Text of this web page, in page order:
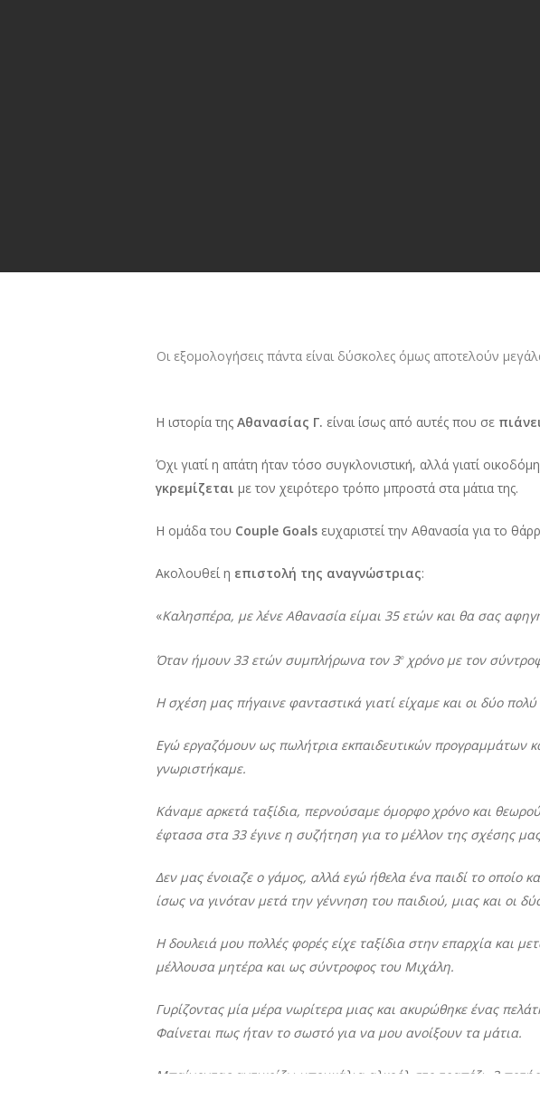
Οι εξομολογήσεις πάντα είναι δύσκολες όμως αποτελούν
Η ιστορία της Αθανασίας Γ. είναι ίσως από αυτές που σε
Όχι γιατί η απάτη ήταν τόσο συγκλονιστική, αλλά γιατί
γκρεμίζεται με τον χειρότερο τρόπο μπροστά στα μάτια της.
Η ομάδα του Couple Goals ευχαριστεί την Αθανασία για το
Ακολουθεί η επιστολή της αναγνώστριας:
«Καλησπέρα, με λένε Αθανασία είμαι 35 ετών και θα σας
Όταν ήμουν 33 ετών συμπλήρωνα τον 3οχρόνο με τον
Η σχέση μας πήγαινε φανταστικά γιατί είχαμε και οι δύο
Εγώ εργαζόμουν ως πωλήτρια εκπαιδευτικών προγραμμάτων
γνωριστήκαμε.
Κάναμε αρκετά ταξίδια, περνούσαμε όμορφο χρόνο και
έφτασα στα 33 έγινε η συζήτηση για το μέλλον της σχέσης
Δεν μας ένοιαζε ο γάμος, αλλά εγώ ήθελα ένα παιδί το οποίο
ίσως να γινόταν μετά την γέννηση του παιδιού, μιας και
Η δουλειά μου πολλές φορές είχε ταξίδια στην επαρχία και
μέλλουσα μητέρα και ως σύντροφος του Μιχάλη.
Γυρίζοντας μία μέρα νωρίτερα μιας και ακυρώθηκε ένας
Φαίνεται πως ήταν το σωστό για να μου ανοίξουν τα μάτια.
Μπαίνοντας αντικρίζω μπουκάλια αλκοόλ στο τραπέζι, 3